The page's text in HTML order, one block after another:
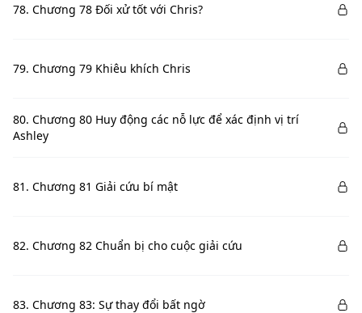
78. Chương 78 Đối xử tốt với Chris?
79. Chương 79 Khiêu khích Chris
80. Chương 80 Huy động các nỗ lực để xác định vị trí
Ashley
81. Chương 81 Giải cứu bí mật
82. Chương 82 Chuẩn bị cho cuộc giải cứu
83. Chương 83: Sự thay đổi bất ngờ